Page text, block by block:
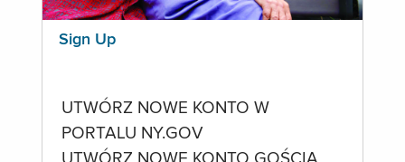
Sign Up
UTWÓRZ NOWE KONTO W
PORTALU NY.GOV